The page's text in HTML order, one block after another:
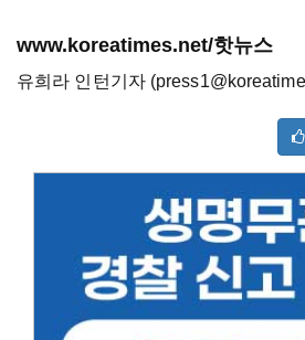
www.koreatimes.net/핫뉴스
유희라 인턴기자